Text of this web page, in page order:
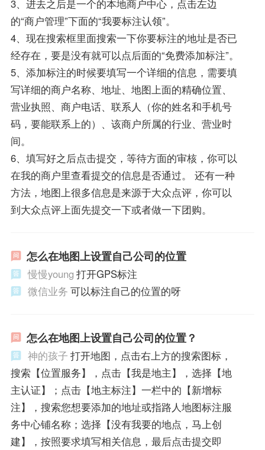
3、进去之后是一个的本地商户中心，点击左边
的“商户管理”下面的“我要标注认领”。
4、现在搜索框里面搜索一下你要标注的地址是否已
经存在，要是没有就可以点后面的“免费添加标注”。
5、添加标注的时候要填写一个详细的信息，需要填
写详细的商户名称、地址、地图上面的精确位置、
营业执照、商户电话、联系人（你的姓名和手机号
码，要能联系上的）、该商户所属的行业、营业时
间。
6、填写好之后点击提交，等待方面的审核，你可以
在我的商户里查看提交的信息是否通过。 还有一种
方法，地图上很多信息是来源于大众点评，你可以
到大众点评上面先提交一下或者做一下团购。
怎么在地图上设置自己公司的位置
慢慢young 打开GPS标注
微信业务 可以标注自己的位置的呀
怎么在地图上设置自己公司的位置？
神的孩子 打开地图，点击右上方的搜索图标，
搜索【位置服务】，点击【我是地主】，选择【地
主认证】；点击【地主标注】一栏中的【新增标
注】，搜索您想要添加的地址或指路人地图标注服
务中心铺名称；选择【没有我要的地点，马上创
建】，按照要求填写相关信息，最后点击提交即